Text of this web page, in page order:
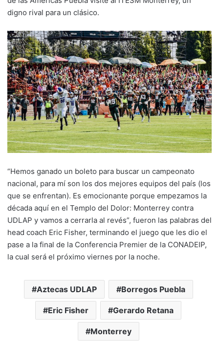
digno rival para un clásico.
“Hemos ganado un boleto para buscar un campeonato
nacional, para mí son los dos mejores equipos del país (los
que se enfrentan). Es emocionante porque empezamos la
década aquí en el Templo del Dolor: Monterrey contra
UDLAP y vamos a cerrarla al revés”, fueron las palabras del
head coach Eric Fisher, terminando el juego que les dio el
pase a la final de la Conferencia Premier de la CONADEIP,
la cual será el próximo viernes por la noche.
Aztecas UDLAP Borregos Puebla
Eric Fisher Gerardo Retana
Monterrey